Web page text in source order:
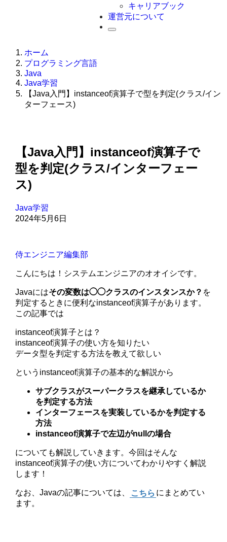
キャリアブック
運営元について
ホーム
プログラミング言語
Java
Java学習
【Java入門】instanceof演算子で型を判定(クラス/イン
ターフェース)
【Java入門】instanceof演算子で
型を判定(クラス/インターフェー
ス)
Java学習
2024年5月6日
侍エンジニア編集部
こんにちは！システムエンジニアのオオイシです。
Javaにはその変数は◯◯クラスのインスタンスか？ を
判定するときに便利なinstanceof演算子があります。
この記事では
instanceof演算子とは？
instanceof演算子の使い方を知りたい
データ型を判定する方法を教えて欲しい
というinstanceof演算子の基本的な解説から
サブクラスがスーパークラスを継承しているか
を判定する方法
インターフェースを実装しているかを判定する
方法
instanceof演算子で左辺がnullの場合
についても解説していきます。今回はそんな
instanceof演算子の使い方についてわかりやすく解説
します！
なお、Javaの記事については、 こちら にまとめてい
ます。